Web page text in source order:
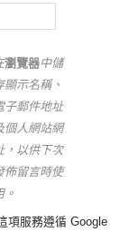
瀏覽器中儲
顯示名稱、
子郵件地址
個人網站網
，以供下次
佈留言時使
。
項服務遵循 Google